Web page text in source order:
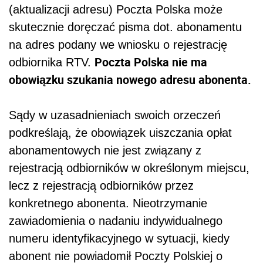
(aktualizacji adresu) Poczta Polska może
skutecznie doręczać pisma dot. abonamentu
na adres podany we wniosku o rejestrację
odbiornika RTV. Poczta Polska nie ma
obowiązku szukania nowego adresu abonenta.
Sądy w uzasadnieniach swoich orzeczeń
podkreślają, że obowiązek uiszczania opłat
abonamentowych nie jest związany z
rejestracją odbiorników w określonym miejscu,
lecz z rejestracją odbiorników przez
konkretnego abonenta. Nieotrzymanie
zawiadomienia o nadaniu indywidualnego
numeru identyfikacyjnego w sytuacji, kiedy
abonent nie powiadomił Poczty Polskiej o